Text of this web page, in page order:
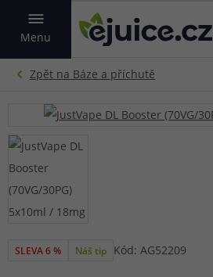
Menu
VYHLEDAT
SLEVA 6 % Náš tip Kód: AG52209